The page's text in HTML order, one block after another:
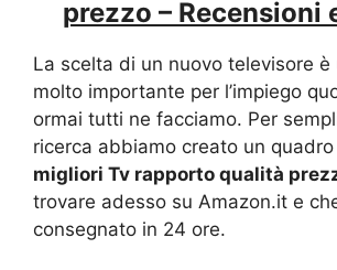
prezzo – Recensioni
La scelta di un nuovo televisore è
molto importante per l’impiego
ormai tutti ne facciamo. Per
ricerca abbiamo creato un
migliori Tv rapporto qualità
trovare adesso su Amazon.it e
consegnato in 24 ore.